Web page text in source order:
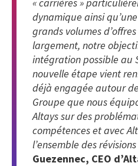
dynamique ainsi
grands volumes
largement, notre
intégration possible au
nouvelle étape vient
déjà engagée autour
Groupe que nous
Altays sur des
compétences et avec
l’ensemble des
Guezennec, CEO